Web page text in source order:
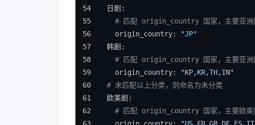
  日剧:
# 匹配 origin_country 国家，主要亚洲
    origin_country:
"JP"
  韩剧:
# 匹配 origin_country 国家，主要亚洲
    origin_country:
"KP,KR,TH,IN"
# 未匹配以上分类，则命名为未分类
  欧美剧:
# 匹配 origin_country 国家，主要欧美
    origin_country: